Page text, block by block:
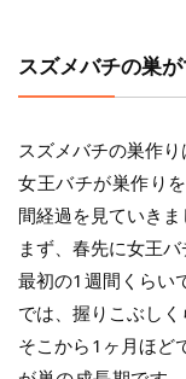
スズメバチの巣
スズメバチの巣作り
女王バチが巣作り
間経過を見ていきま
まず、春先に女王
最初の1週間くらい
では、握りこぶしく
そこから1ヶ月ほど